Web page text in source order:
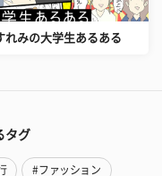
れみの大学生あるある
タグ
#ファッション